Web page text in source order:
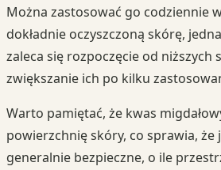
Można zastosować go codziennie
dokładnie oczyszczoną skórę,
zaleca się rozpoczęcie od niższych
zwiększanie ich po kilku
Warto pamiętać, że kwas
powierzchnię skóry, co sprawia,
generalnie bezpieczne, o ile